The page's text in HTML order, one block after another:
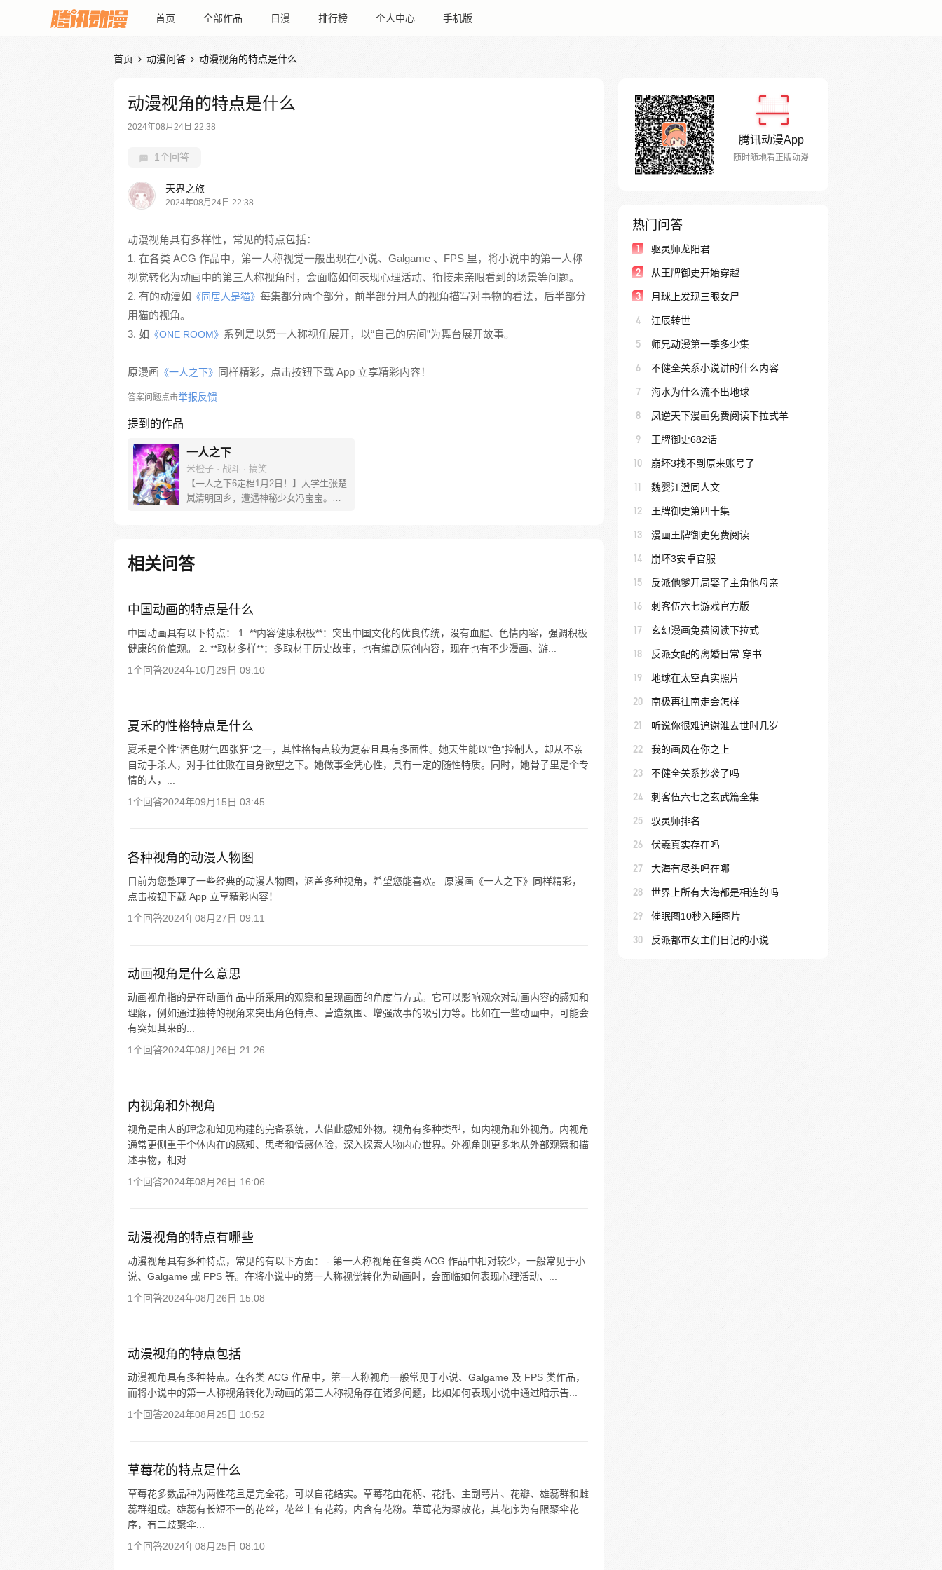
首页 全部作品 日漫 排行榜 个人中心 手机版
首页  动漫问答  动漫视角的特点是什么
动漫视角的特点是什么
2024年08月24日 22:38
1个回答
天界之旅
2024年08月24日 22:38
动漫视角具有多样性，常见的特点包括：
1. 在各类 ACG 作品中，第一人称视觉一般出现在小说、Galgame 、FPS 里，将小说中的第一人称
视觉转化为动画中的第三人称视角时，会面临如何表现心理活动、衔接未亲眼看到的场景等问题。
2. 有的动漫如 《同居人是猫》 每集都分两个部分，前半部分用人的视角描写对事物的看法，后半部分
用猫的视角。
3. 如 《ONE ROOM》 系列是以第一人称视角展开，以“自己的房间”为舞台展开故事。
原漫画 《一人之下》 同样精彩，点击按钮下载 App 立享精彩内容！
答案问题点击举报反馈
提到的作品
一人之下
米橙子 · 战斗 · 搞笑
【一人之下6定档1月2日！】大学生张楚
岚清明回乡，遭遇神秘少女冯宝宝。素
己与爷爷身上的秘密，张楚岚的生活被
彻底颠覆，与冯宝宝一同踏上“异人”之
相关问答
中国动画的特点是什么
中国动画具有以下特点： 1. **内容健康积极**：突出中国文化的优良传统，没有血腥、色情内容，强调积极
健康的价值观。 2. **取材多样**：多取材于历史故事，也有编剧原创内容，现在也有不少漫画、游...
1个回答2024年10月29日 09:10
夏禾的性格特点是什么
夏禾是全性“酒色财气四张狂”之一，其性格特点较为复杂且具有多面性。她天生能以“色”控制人，却从不亲
自动手杀人，对手往往败在自身欲望之下。她做事全凭心性，具有一定的随性特质。同时，她骨子里是个专
情的人，...
1个回答2024年09月15日 03:45
各种视角的动漫人物图
目前为您整理了一些经典的动漫人物图，涵盖多种视角，希望您能喜欢。 原漫画《一人之下》同样精彩，
点击按钮下载 App 立享精彩内容！
1个回答2024年08月27日 09:11
动画视角是什么意思
动画视角指的是在动画作品中所采用的观察和呈现画面的角度与方式。它可以影响观众对动画内容的感知和
理解，例如通过独特的视角来突出角色特点、营造氛围、增强故事的吸引力等。比如在一些动画中，可能会
有突如其来的...
1个回答2024年08月26日 21:26
内视角和外视角
视角是由人的理念和知见构建的完备系统，人借此感知外物。视角有多种类型，如内视角和外视角。内视角
通常更侧重于个体内在的感知、思考和情感体验，深入探索人物内心世界。外视角则更多地从外部观察和描
述事物，相对...
1个回答2024年08月26日 16:06
动漫视角的特点有哪些
动漫视角具有多种特点，常见的有以下方面： - 第一人称视角在各类 ACG 作品中相对较少，一般常见于小
说、Galgame 或 FPS 等。在将小说中的第一人称视觉转化为动画时，会面临如何表现心理活动、...
1个回答2024年08月26日 15:08
动漫视角的特点包括
动漫视角具有多种特点。在各类 ACG 作品中，第一人称视角一般常见于小说、Galgame 及 FPS 类作品，
而将小说中的第一人称视角转化为动画的第三人称视角存在诸多问题，比如如何表现小说中通过暗示告...
1个回答2024年08月25日 10:52
草莓花的特点是什么
草莓花多数品种为两性花且是完全花，可以自花结实。草莓花由花柄、花托、主副萼片、花瓣、雄蕊群和雌
蕊群组成。雄蕊有长短不一的花丝，花丝上有花药，内含有花粉。草莓花为聚散花，其花序为有限聚伞花
序，有二歧聚伞...
1个回答2024年08月25日 08:10
腾讯动漫App
随时随地看正版动漫
热门问答
1 驱灵师龙阳君
2 从王牌御史开始穿越
3 月球上发现三眼女尸
4 江辰转世
5 师兄动漫第一季多少集
6 不健全关系小说讲的什么内容
7 海水为什么流不出地球
8 凤逆天下漫画免费阅读下拉式羊
9 王牌御史682话
10 崩坏3找不到原来账号了
11 魏婴江澄同人文
12 王牌御史第四十集
13 漫画王牌御史免费阅读
14 崩坏3安卓官服
15 反派他爹开局娶了主角他母亲
16 刺客伍六七游戏官方版
17 玄幻漫画免费阅读下拉式
18 反派女配的离婚日常 穿书
19 地球在太空真实照片
20 南极再往南走会怎样
21 听说你很难追谢淮去世时几岁
22 我的画风在你之上
23 不健全关系抄袭了吗
24 刺客伍六七之玄武篇全集
25 驭灵师排名
26 伏羲真实存在吗
27 大海有尽头吗在哪
28 世界上所有大海都是相连的吗
29 催眠图10秒入睡图片
30 反派都市女主们日记的小说